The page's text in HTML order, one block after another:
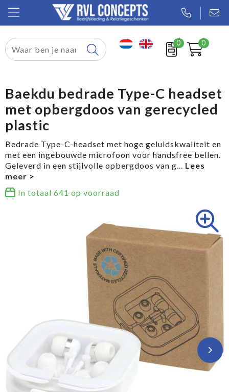
0 0
Relatiegeschenken
Tassen
Sport
Werkkleding
Baekdu bedrade Type-C headset
met opbergdoos van gerecycled
plastic
Bedrade Type-C-headset met hoge geluidskwaliteit en
met een ingebouwde microfoon voor handsfree bellen.
Geleverd in een stijlvolle opbergdoos van g...
In totaal 641 op voorraad